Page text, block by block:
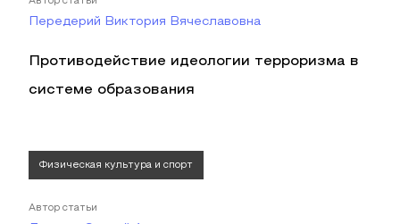
Передерий Виктория Вячеславовна
Противодействие идеологии терроризма в
системе образования
Физическая культура и спорт
Автор статьи